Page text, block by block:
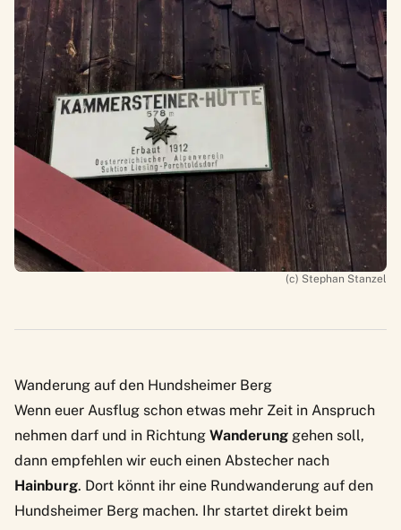
(c) Stephan Stanzel
Wanderung auf den Hundsheimer Berg
Wenn euer Ausflug schon etwas mehr Zeit in Anspruch
nehmen darf und in Richtung Wanderung gehen soll,
dann empfehlen wir euch einen Abstecher nach
Hainburg. Dort könnt ihr eine Rundwanderung auf den
Hundsheimer Berg machen. Ihr startet direkt beim